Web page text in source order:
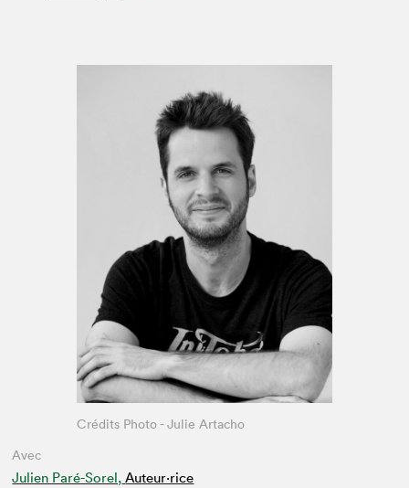
Avec
Julien Paré-Sorel, Auteur·rice
Crédits Photo - Julie Artacho